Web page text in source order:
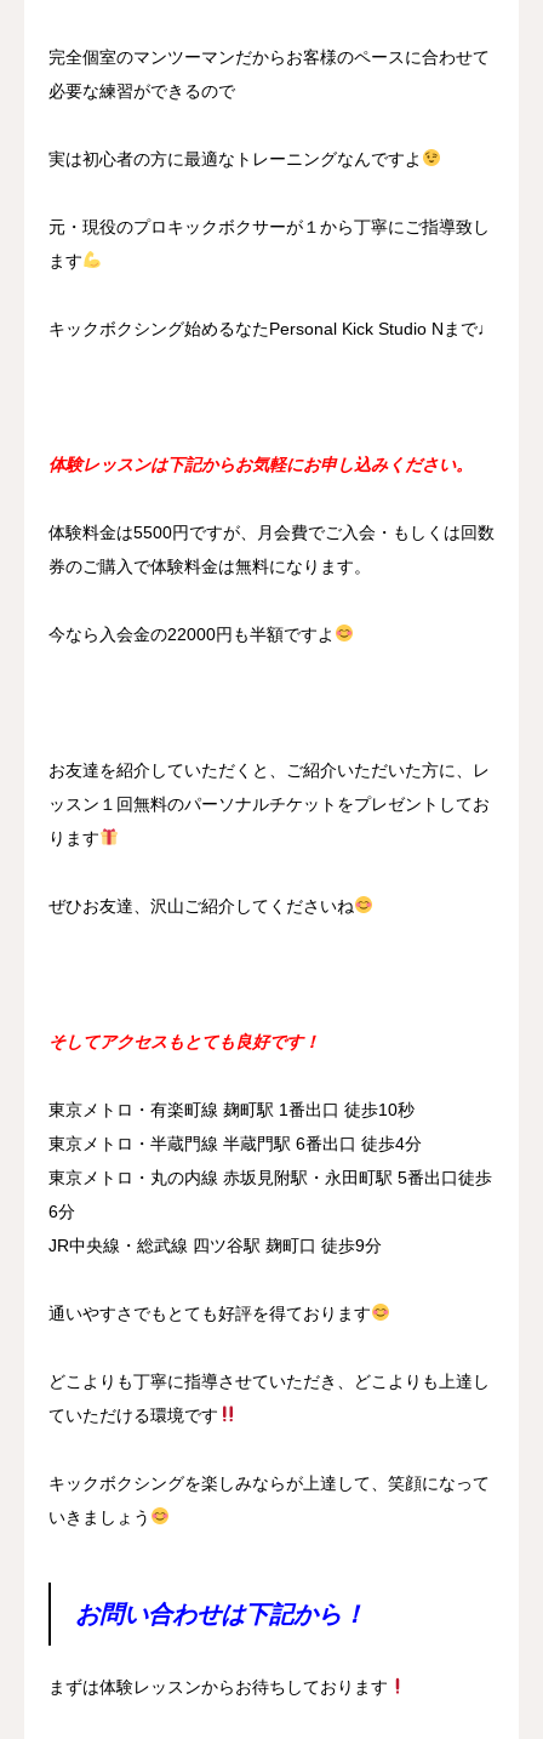
完全個室のマンツーマンだからお客様のペースに合わせて
必要な練習ができるので
実は初心者の方に最適なトレーニングなんですよ
元・現役のプロキックボクサーが１から丁寧にご指導致し
ます
キックボクシング始めるなたPersonal Kick Studio Nまで♩
体験レッスンは下記からお気軽にお申し込みください。
体験料金は5500円ですが、月会費でご入会・もしくは回数
券のご購入で体験料金は無料になります。
今なら入会金の22000円も半額ですよ
お友達を紹介していただくと、ご紹介いただいた方に、レ
ッスン１回無料のパーソナルチケットをプレゼントしてお
ります
ぜひお友達、沢山ご紹介してくださいね
そしてアクセスもとても良好です！
東京メトロ・有楽町線 麹町駅 1番出口 徒歩10秒
東京メトロ・半蔵門線 半蔵門駅 6番出口 徒歩4分
東京メトロ・丸の内線 赤坂見附駅・永田町駅 5番出口徒歩
6分
JR中央線・総武線 四ツ谷駅 麹町口 徒歩9分
通いやすさでもとても好評を得ております
どこよりも丁寧に指導させていただき、どこよりも上達し
ていただける環境です
キックボクシングを楽しみならが上達して、笑顔になって
いきましょう
お問い合わせは下記から！
まずは体験レッスンからお待ちしております